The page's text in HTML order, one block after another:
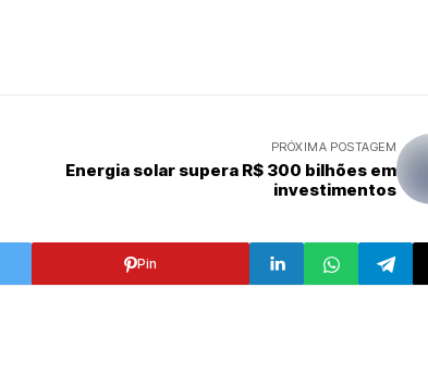
PRÓXIMA POSTAGEM
Energia solar supera R$ 300 bilhões em
investimentos
Pin